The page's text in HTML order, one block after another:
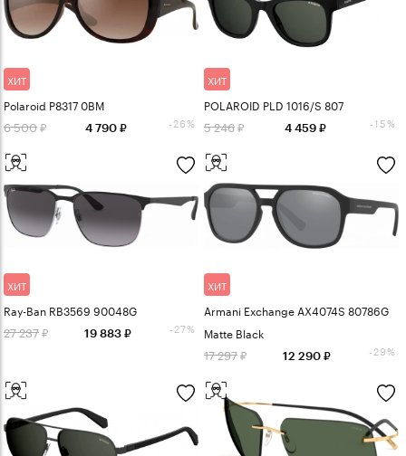
ХИТ
Polaroid P8317 0BM
6 500 4 790 -26%
ХИТ
POLAROID PLD 1016/S 807
5 246 4 459 -15%
ХИТ
Ray-Ban RB3569 90048G
27 237 19 883 -27%
ХИТ
Armani Exchange AX4074S 80786G
Matte Black
17 297 12 290 -29%